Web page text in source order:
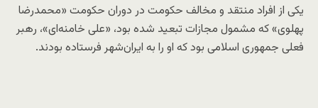
یکی از افراد منتقد و مخالف حکومت در دوران حکومت «محمدرضا
پهلوی» که مشمول مجازات تبعید شده بود، «علی خامنه‌ای»، رهبر
فعلی جمهوری اسلامی بود که او را به ایران‌شهر فرستاده بودند.